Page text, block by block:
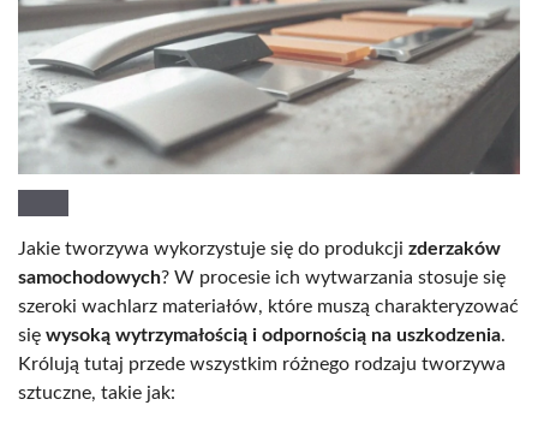
Jakie tworzywa wykorzystuje się do produkcji zderzaków
samochodowych? W procesie ich wytwarzania stosuje się
szeroki wachlarz materiałów, które muszą charakteryzować
się wysoką wytrzymałością i odpornością na uszkodzenia.
Królują tutaj przede wszystkim różnego rodzaju tworzywa
sztuczne, takie jak: